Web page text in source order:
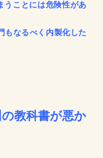
うことには危険性があ
もなるべく内製化した
教科書が悪か